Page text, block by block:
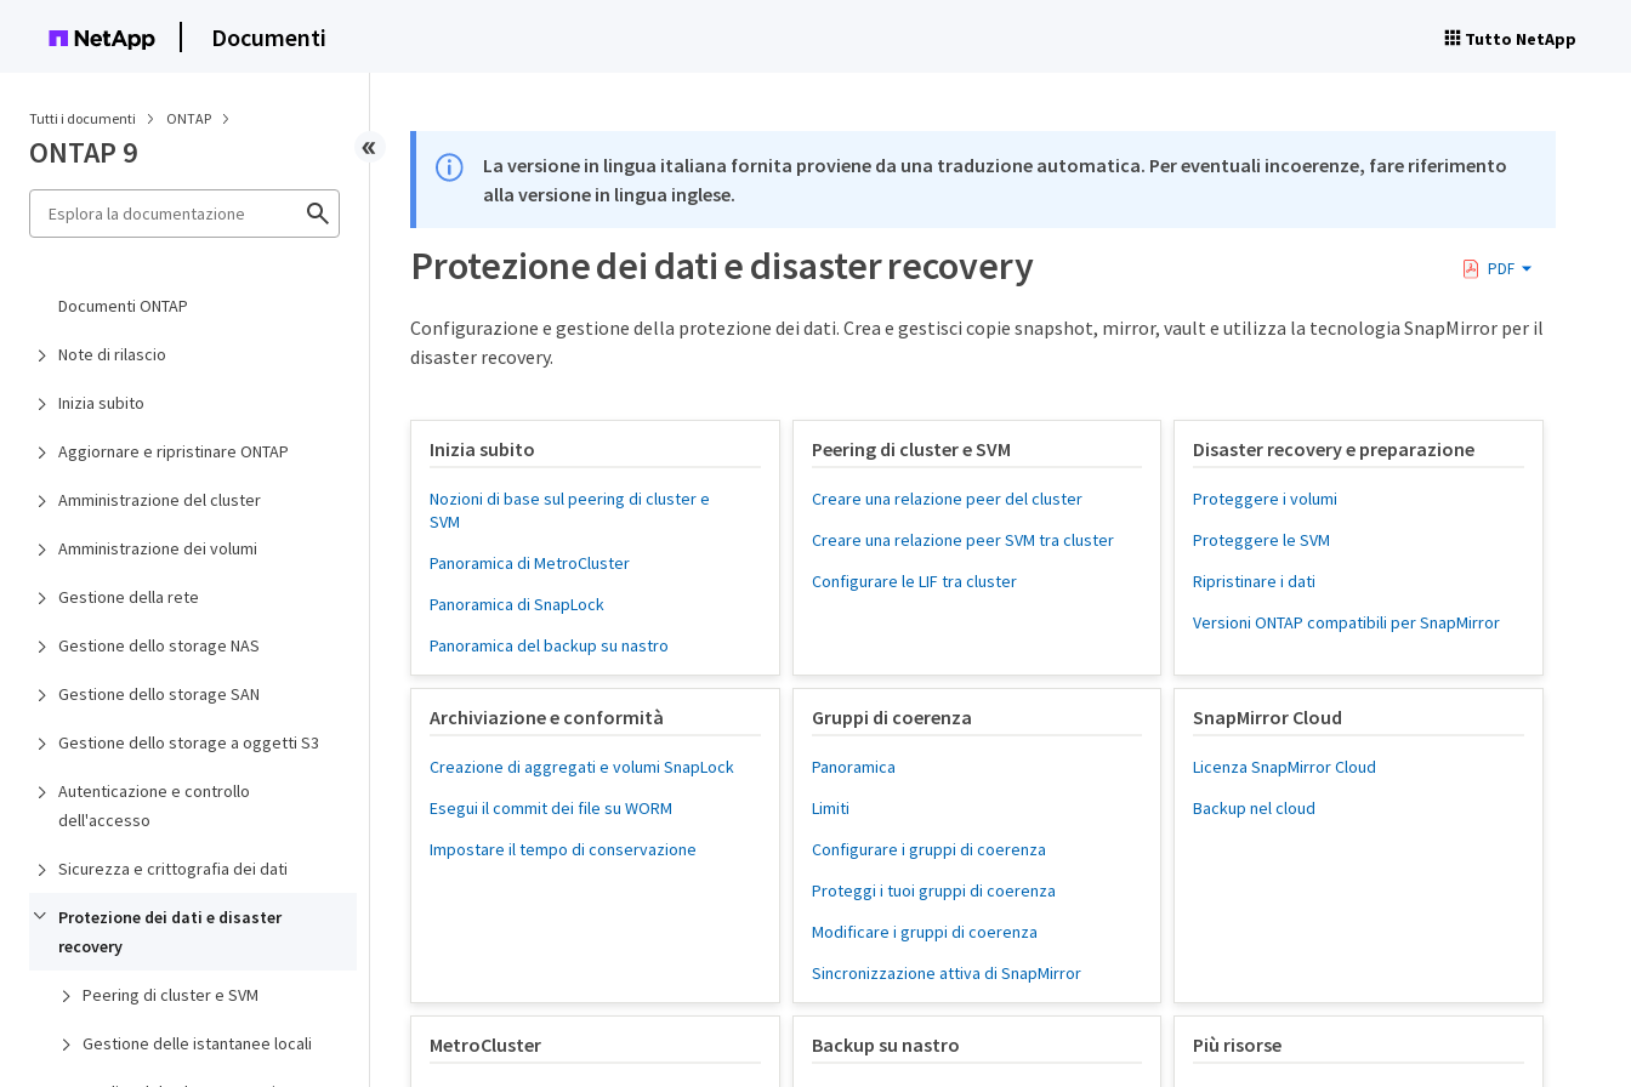
Documenti Tutto NetApp
Tutti i documenti ONTAP
ONTAP 9
Documenti ONTAP
Note di rilascio
Inizia subito
Aggiornare e ripristinare ONTAP
Amministrazione del cluster
Amministrazione dei volumi
Gestione della rete
Gestione dello storage NAS
Gestione dello storage SAN
Gestione dello storage a oggetti S3
Autenticazione e controllo
dell'accesso
Sicurezza e crittografia dei dati
Protezione dei dati e disaster
recovery
Peering di cluster e SVM
Gestione delle istantanee locali
La versione in lingua italiana fornita proviene da una traduzione automatica. Per eventuali incoerenze, fare riferimento
alla versione in lingua inglese.
Protezione dei dati e disaster recovery PDF
Configurazione e gestione della protezione dei dati. Crea e gestisci copie snapshot, mirror, vault e utilizza la tecnologia SnapMirror per il
disaster recovery.
Inizia subito
Nozioni di base sul peering di cluster e
SVM
Panoramica di MetroCluster
Panoramica di SnapLock
Panoramica del backup su nastro
Peering di cluster e SVM
Creare una relazione peer del cluster
Creare una relazione peer SVM tra cluster
Configurare le LIF tra cluster
Disaster recovery e preparazione
Proteggere i volumi
Proteggere le SVM
Ripristinare i dati
Versioni ONTAP compatibili per SnapMirror
Archiviazione e conformità
Creazione di aggregati e volumi SnapLock
Esegui il commit dei file su WORM
Impostare il tempo di conservazione
Gruppi di coerenza
Panoramica
Limiti
Configurare i gruppi di coerenza
Proteggi i tuoi gruppi di coerenza
Modificare i gruppi di coerenza
Sincronizzazione attiva di SnapMirror
SnapMirror Cloud
Licenza SnapMirror Cloud
Backup nel cloud
MetroCluster Backup su nastro Più risorse